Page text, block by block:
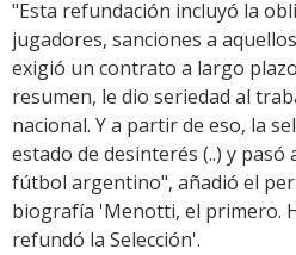
"Esta refundación incluyó la
jugadores, sanciones a
exigió un contrato a largo
resumen, le dio seriedad al
nacional. Y a partir de eso, la
estado de desinterés (..) y
fútbol argentino", añadió el
biografía 'Menotti, el primero.
refundó la Selección'.